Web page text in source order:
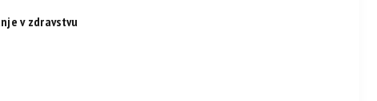
v zdravstvu